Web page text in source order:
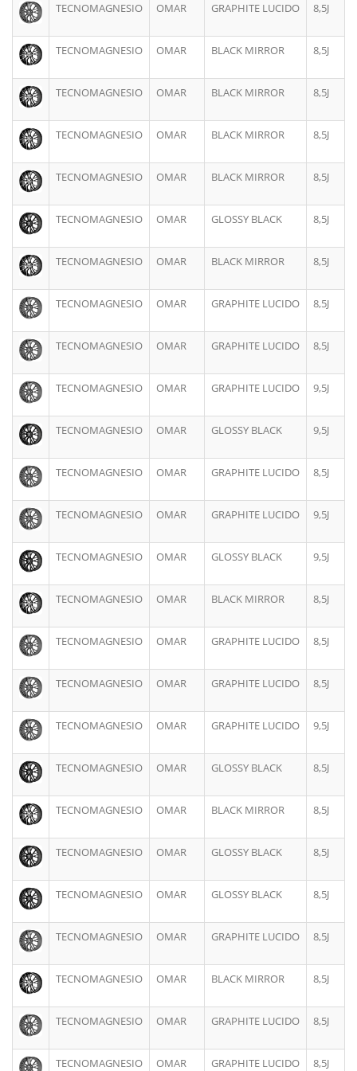
TECNOMAGNESIO OMAR GRAPHITE LUCIDO 8,5J
TECNOMAGNESIO OMAR BLACK MIRROR 8,5J
TECNOMAGNESIO OMAR BLACK MIRROR 8,5J
TECNOMAGNESIO OMAR BLACK MIRROR 8,5J
TECNOMAGNESIO OMAR BLACK MIRROR 8,5J
TECNOMAGNESIO OMAR GLOSSY BLACK 8,5J
TECNOMAGNESIO OMAR BLACK MIRROR 8,5J
TECNOMAGNESIO OMAR GRAPHITE LUCIDO 8,5J
TECNOMAGNESIO OMAR GRAPHITE LUCIDO 8,5J
TECNOMAGNESIO OMAR GRAPHITE LUCIDO 9,5J
TECNOMAGNESIO OMAR GLOSSY BLACK 9,5J
TECNOMAGNESIO OMAR GRAPHITE LUCIDO 8,5J
TECNOMAGNESIO OMAR GRAPHITE LUCIDO 9,5J
TECNOMAGNESIO OMAR GLOSSY BLACK 9,5J
TECNOMAGNESIO OMAR BLACK MIRROR 8,5J
TECNOMAGNESIO OMAR GRAPHITE LUCIDO 8,5J
TECNOMAGNESIO OMAR GRAPHITE LUCIDO 8,5J
TECNOMAGNESIO OMAR GRAPHITE LUCIDO 9,5J
TECNOMAGNESIO OMAR GLOSSY BLACK 8,5J
TECNOMAGNESIO OMAR BLACK MIRROR 8,5J
TECNOMAGNESIO OMAR GLOSSY BLACK 8,5J
TECNOMAGNESIO OMAR GLOSSY BLACK 8,5J
TECNOMAGNESIO OMAR GRAPHITE LUCIDO 8,5J
TECNOMAGNESIO OMAR BLACK MIRROR 8,5J
TECNOMAGNESIO OMAR GRAPHITE LUCIDO 8,5J
TECNOMAGNESIO OMAR GRAPHITE LUCIDO 8,5J